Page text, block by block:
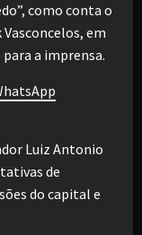
como conta o
em
a imprensa.